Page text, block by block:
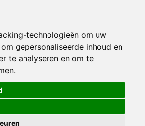
technologieën om uw
gepersonaliseerde inhoud en
te analyseren en om te
Inschrijven